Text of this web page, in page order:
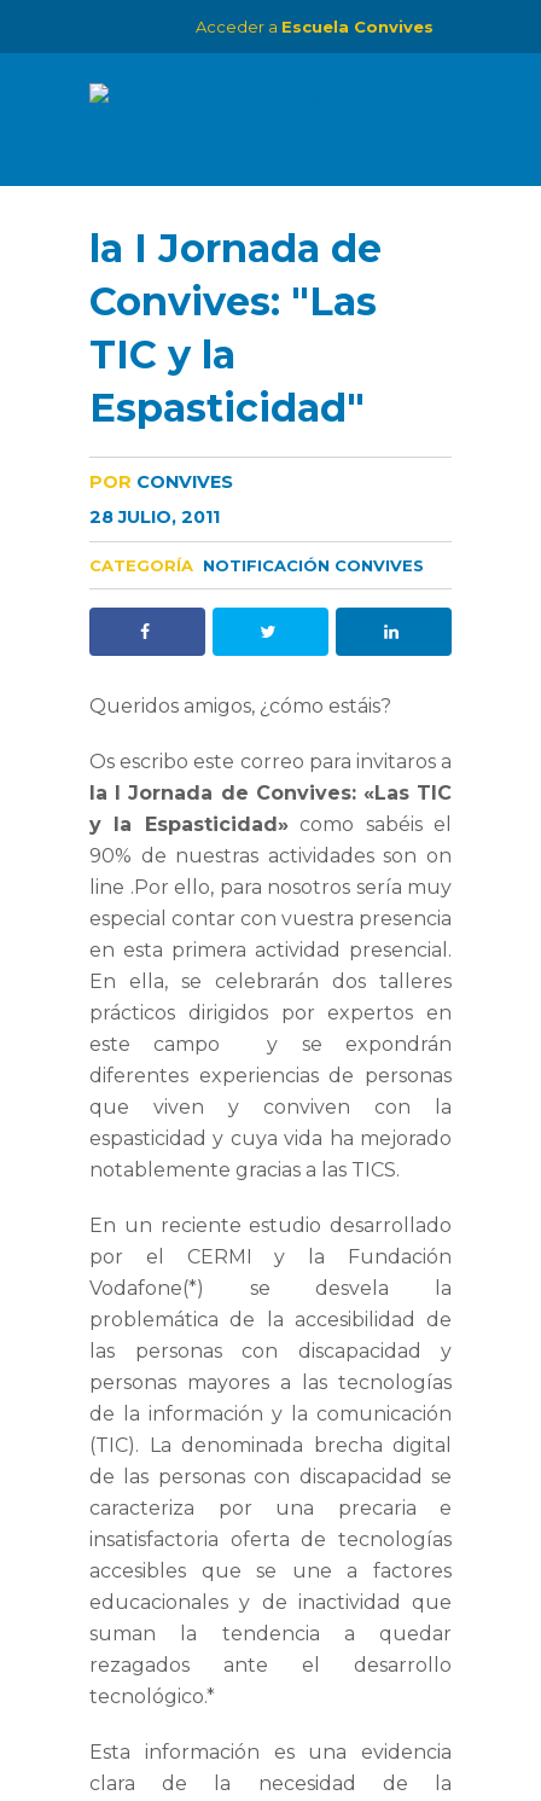
Acceder a Escuela Convives
la I Jornada de
Convives: "Las
TIC y la
Espasticidad"
POR CONVIVES
28 JULIO, 2011
CATEGORÍA NOTIFICACIÓN CONVIVES
Queridos amigos, ¿cómo estáis?
Os escribo este correo para invitaros a
la I Jornada de Convives: «Las TIC
y la Espasticidad»como sabéis el
90% de nuestras actividades son on
line .Por ello, para nosotros sería muy
especial contar con vuestra presencia
en esta primera actividad presencial.
En ella, se celebrarán dos talleres
prácticos dirigidos por expertos en
este campo y se expondrán
diferentes experiencias de personas
que viven y conviven con la
espasticidad y cuya vida ha mejorado
notablemente gracias a las TICS.
En un reciente estudio desarrollado
por el CERMI y la Fundación
Vodafone(*) se desvela la
problemática de la accesibilidad de
las personas con discapacidad y
personas mayores a las tecnologías
de la información y la comunicación
(TIC). La denominada brecha digital
de las personas con discapacidad se
caracteriza por una precaria e
insatisfactoria oferta de tecnologías
accesibles que se une a factores
educacionales y de inactividad que
suman la tendencia a quedar
rezagados ante el desarrollo
tecnológico.*
Esta información es una evidencia
clara de la necesidad de la